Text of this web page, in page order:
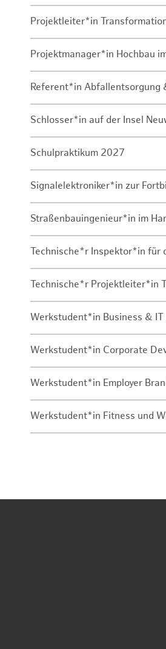
Projektleiter*in
Projektmanager*in Hochbau
Referent*in Abfallentsorgung
Schlosser*in auf der Insel
Schulpraktikum 2027
Signalelektroniker*in zur
Straßenbauingenieur*in im
Technische*r Inspektor*in für
Technische*r Projektleiter*in
Werkstudent*in Business &
Werkstudent*in Corporate
Werkstudent*in Employer
Werkstudent*in Fitness und